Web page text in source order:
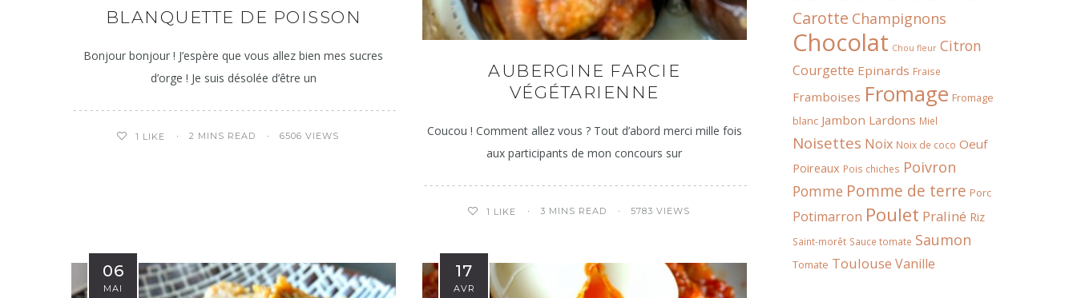
BLANQUETTE DE POISSON
Bonjour bonjour ! J’espère que vous allez bien mes sucres
d’orge ! Je suis désolée d’être un
1 LIKE 2 MINS READ 6506 VIEWS
AUBERGINE FARCIE
VÉGÉTARIENNE
Coucou ! Comment allez vous ? Tout d’abord merci mille fois
aux participants de mon concours sur
1 LIKE 3 MINS READ 5783 VIEWS
06
MAI
17
AVR
Carotte Champignons
Chocolat Chou fleur Citron
Courgette Epinards Fraise
Framboises Fromage Fromage
blanc Jambon Lardons Miel
Noisettes Noix Noix de coco Oeuf
Poireaux Pois chiches Poivron
Pomme Pomme de terre Porc
Potimarron Poulet Praliné Riz
Saint-morêt Sauce tomate Saumon
Tomate Toulouse Vanille